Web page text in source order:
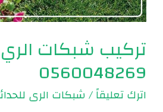
تركيب شبكات الري
0560048269
اترك تعليقاً/شبكات الرى